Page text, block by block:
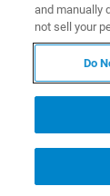
探索磁
了解布
and manually
not sell your
Do